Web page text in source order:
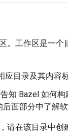
。工作区是一
应目录及其内容
知 Bazel 如何
面部分中了解软
请在该目录中创